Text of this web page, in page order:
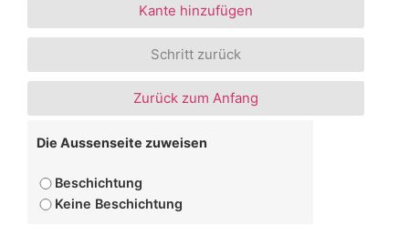
Kante hinzufügen
Schritt zurück
Zurück zum Anfang
Die Aussenseite zuweisen
Beschichtung
Keine Beschichtung